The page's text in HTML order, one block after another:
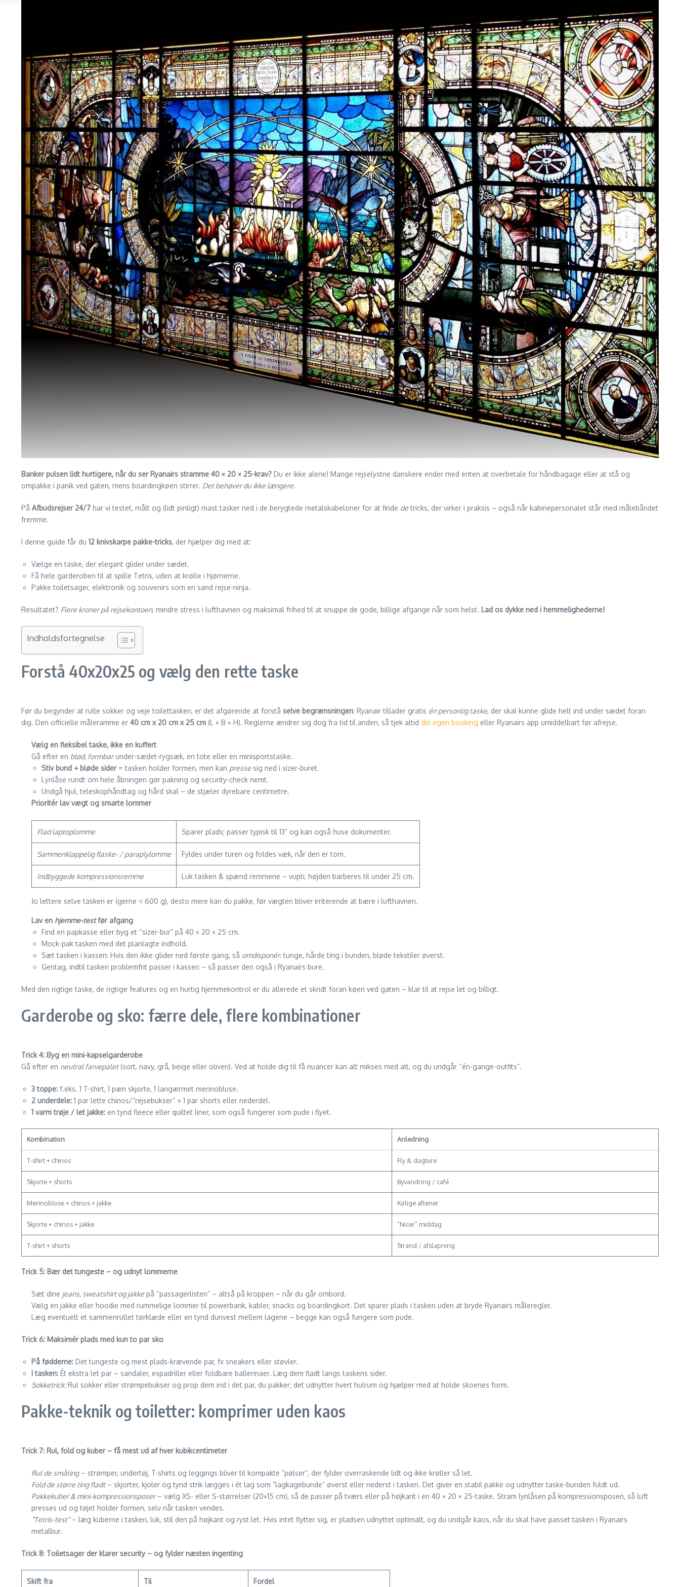
Banker pulsen lidt hurtigere, når du ser Ryanairs stramme 40 × 20 × 25-krav? Du er ikke alene! Mange rejselystne danskere ender med enten at overbetale for håndbagage eller at stå og
ompakke i panik ved gaten, mens boardingkøen stirrer. Det behøver du ikke længere.
På Afbudsrejser 24/7 har vi testet, målt og (lidt pinligt) mast tasker ned i de berygtede metalskabeloner for at finde detricks, der virker i praksis – også når kabinepersonalet står med målebåndet
fremme.
I denne guide får du 12 knivskarpe pakke-tricks, der hjælper dig med at:
Vælge en taske, der elegant glider under sædet.
Få hele garderoben til at spille Tetris, uden at krølle i hjørnerne.
Pakke toiletsager, elektronik og souvenirs som en sand rejse-ninja.
Resultatet? Flere kroner på rejsekontoen, mindre stress i lufthavnen og maksimal frihed til at snuppe de gode, billige afgange når som helst. Lad os dykke ned i hemmelighederne!
Indholdsfortegnelse
Forstå 40x20x25 og vælg den rette taske
Før du begynder at rulle sokker og veje toilettasken, er det afgørende at forstå selve begrænsningen: Ryanair tillader gratis én personlig taske, der skal kunne glide helt ind under sædet foran
dig. Den officielle måle­ramme er 40 cm x 20 cm x 25 cm (L × B × H). Reglerne ændrer sig dog fra tid til anden, så tjek altid din egen booking eller Ryanairs app umiddelbart før afrejse.
Vælg en fleksibel taske, ikke en kuffert
Gå efter en blød, formbarunder-sædet-rygsæk, en tote eller en minisportstaske.
Stiv bund + bløde sider= tasken holder formen, men kan presse sig ned i sizer-buret.
Lynlåse rundt om hele åbningen gør pakning og security-check nemt.
Undgå hjul, teleskophåndtag og hård skal – de stjæler dyrebare centimetre.
Prioritér lav vægt og smarte lommer
Flad laptoplomme Sparer plads; passer typisk til 13” og kan også huse dokumenter.
Sammenklappelig flaske- / paraplylomme Fyldes under turen og foldes væk, når den er tom.
Indbyggede kompressionsremme Luk tasken & spænd remmene – vupti, højden barberes til under 25 cm.
Jo lettere selve tasken er (gerne < 600 g), desto mere kan du pakke, før vægten bliver irriterende at bære i lufthavnen.
Lav en hjemme-testfør afgang
Find en papkasse eller byg et “sizer-bur” på 40 × 20 × 25 cm.
Mock-pak tasken med det planlagte indhold.
Sæt tasken i kassen: Hvis den ikke glider ned første gang, så om­disponér: tunge, hårde ting i bunden, bløde tekstiler øverst.
Gentag, indtil tasken problemfrit passer i kassen – så passer den også i Ryanairs bure.
Med den rigtige taske, de rigtige features og en hurtig hjemme­kontrol er du allerede et skridt foran køen ved gaten – klar til at rejse let og billigt.
Garderobe og sko: færre dele, flere kombinationer
Trick 4: Byg en mini-kapselgarderobe
Gå efter en neutral farvepalet(sort, navy, grå, beige eller oliven). Ved at holde dig til få nuancer kan alt mikses med alt, og du undgår “én-gange-outfits”.
3 toppe: f.eks. 1 T-shirt, 1 pæn skjorte, 1 langærmet merinobluse.
2 underdele: 1 par lette chinos/”rejsebukser” + 1 par shorts eller nederdel.
1 varm trøje / let jakke: en tynd fleece eller quiltet liner, som også fungerer som pude i flyet.
Kombination Anledning
T-shirt + chinos Fly & dagture
Skjorte + shorts Byvandring / café
Merinobluse + chinos + jakke Kølige aftener
Skjorte + chinos + jakke ”Nicer” middag
T-shirt + shorts Strand / afslapning
Trick 5: Bær det tungeste – og udnyt lommerne
Sæt dine jeans, sweatshirt og jakke på “passagerlisten” – altså på kroppen – når du går ombord.
Vælg en jakke eller hoodie med rummelige lommer til powerbank, kabler, snacks og boardingkort. Det sparer plads i tasken uden at bryde Ryanairs måleregler.
Læg eventuelt et sammenrullet tørklæde eller en tynd dunvest mellem lagene – begge kan også fungere som pude.
Trick 6: Maksimér plads med kun to par sko
På fødderne: Det tungeste og mest plads-krævende par, fx sneakers eller støvler.
I tasken: Ét ekstra let par – sandaler, espadriller eller foldbare ballerinaer. Læg dem fladt langs taskens sider.
Sokketrick:Rul sokker eller strømpebukser og prop dem ind i det par, du pakker; det udnytter hvert hulrum og hjælper med at holde skoenes form.
Pakke-teknik og toiletter: komprimer uden kaos
Trick 7: Rul, fold og kuber – få mest ud af hver kubikcentimeter
Rul de småting– strømper, undertøj, T-shirts og leggings bliver til kompakte ”pølser”, der fylder overraskende lidt og ikke krøller så let.
Fold de større ting fladt– skjorter, kjoler og tynd strik lægges i ét lag som ”lagkagebunde” øverst eller nederst i tasken. Det giver en stabil pakke og udnytter taske-bunden fuldt ud.
Pakkekuber & mini-kompressionsposer– vælg XS- eller S-størrelser (20×15 cm), så de passer på tværs eller på højkant i en 40 × 20 × 25-taske. Stram lynlåsen på kompressionsposen, så luft
presses ud og tøjet holder formen, selv når tasken vendes.
”Tetris-test”– læg kuberne i tasken, luk, stil den på højkant og ryst let. Hvis intet flytter sig, er pladsen udnyttet optimalt, og du undgår kaos, når du skal have passet tasken i Ryanairs
metalbur.
Trick 8: Toiletsager der klarer security – og fylder næsten ingenting
Skift fra Til Fordel